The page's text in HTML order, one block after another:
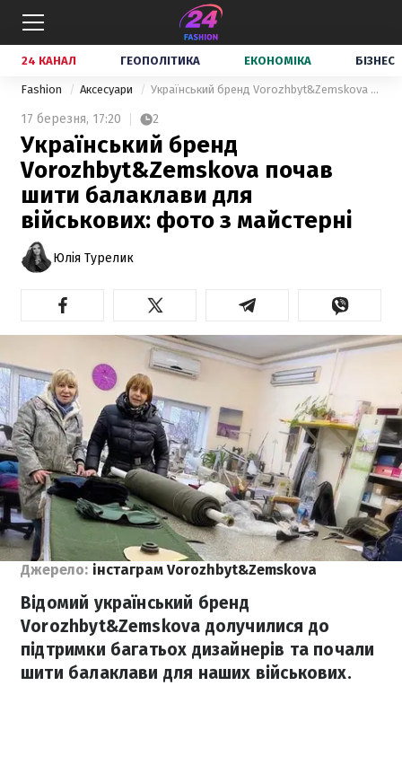
24 КАНАЛ ГЕОПОЛІТИКА ЕКОНОМІКА БІЗНЕС
Fashion Аксесуари Український бренд Vorozhbyt&Zemskova почав шити балаклави для військових: фото з майстерні
17 березня, 17:20 2
Український бренд
Vorozhbyt&Zemskova почав
шити балаклави для
військових: фото з майстерні
Юлія Турелик
Джерело: інстаграм Vorozhbyt&Zemskova
Відомий український бренд
Vorozhbyt&Zemskova долучилися до
підтримки багатьох дизайнерів та почали
шити балаклави для наших військових.